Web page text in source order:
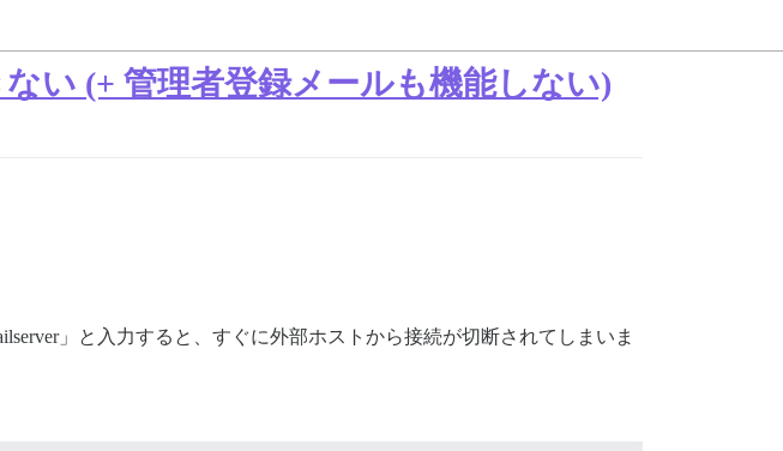
い (+ 管理者登録メールも機能しない)
」と入力すると、すぐに外部ホストから接続が切断されてしまいま